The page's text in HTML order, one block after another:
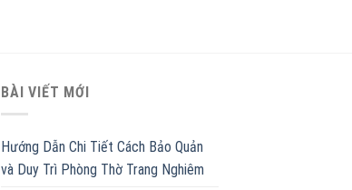
BÀI VIẾT MỚI
Hướng Dẫn Chi Tiết Cách Bảo Quản
và Duy Trì Phòng Thờ Trang Nghiêm